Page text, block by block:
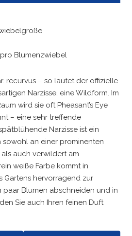
Blumenzwiebel
recurvus – so lautet der offizielle
Narzisse, eine Wildform. Im
wird sie oft Pheasant’s Eye
– eine sehr treffende
Narzisse ist ein
an einer prominenten
auch verwildert am
weiße Farbe kommt in
Gartens hervorragend zur
paar Blumen abschneiden und in
Sie auch Ihren feinen Duft